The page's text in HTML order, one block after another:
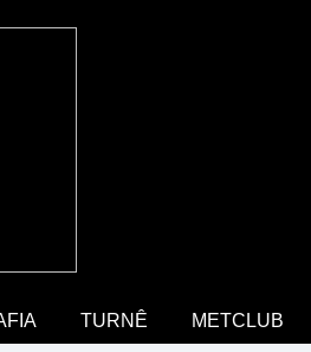
TURNÊ METCLUB